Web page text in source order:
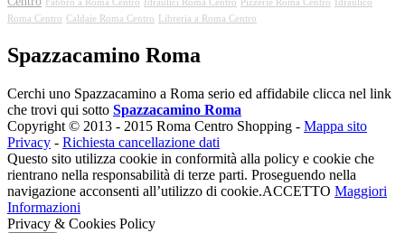
Fabbro a Roma Centro Idraulici Roma Centro Pizzerie Roma Centro
Idraulico
Roma Centro Caldaie Roma Centro Libreria a Roma Centro
Spazzacamino Roma
Cerchi uno Spazzacamino a Roma serio ed affidabile clicca nel link
che trovi qui sotto Spazzacamino Roma
Copyright © 2013 - 2015 Roma Centro Shopping - Mappa sito
Privacy - Richiesta cancellazione dati
Questo sito utilizza cookie in conformità alla policy e cookie che
rientrano nella responsabilità di terze parti. Proseguendo nella
navigazione acconsenti all’utilizzo di cookie.ACCETTO Maggiori
Informazioni
Privacy & Cookies Policy